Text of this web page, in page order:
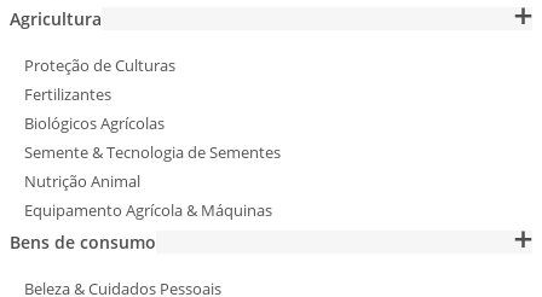
Agricultura
Proteção de Culturas
Fertilizantes
Biológicos Agrícolas
Semente & Tecnologia de Sementes
Nutrição Animal
Equipamento Agrícola & Máquinas
Bens de consumo
Beleza & Cuidados Pessoais